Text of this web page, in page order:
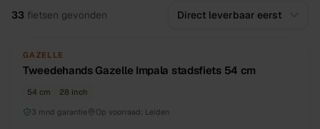
Alle
33 fietsen gevonden
TWEEDEHANDS
GAZELLE
Tweedehands Gazelle Impala stadsfiets 54 cm
54 cm
28 inch
3 mnd garantie
Op voorraad: Leiden